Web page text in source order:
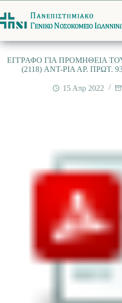
στο
περιεχόμενο
EΓΓΡΑΦΟ ΓΙΑ ΠΡΟΜΗΘΕΙΑ
(2118) ANT-ΡΙΑ ΑΡ. ΠΡΩΤ.
15 Απρ 2022